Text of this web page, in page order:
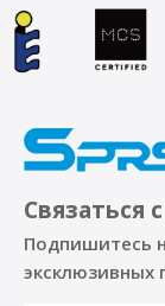
Связаться
Подпишитесь
эксклюзивных